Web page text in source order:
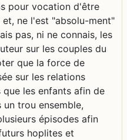
pour vocation d'être
ne l'est "absolu-ment"
pas, ni ne connais, les
sur les couples du
que la force de
sur les relations
que les enfants afin de
trou ensemble,
épisodes afin
hoplites et